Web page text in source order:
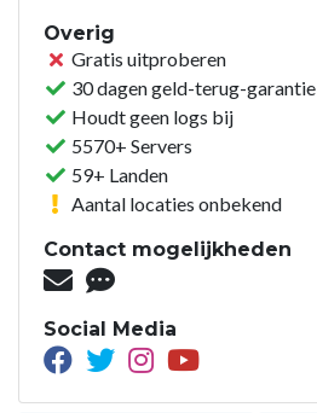
Overig
Gratis uitproberen
30 dagen geld-terug-garantie
Houdt geen logs bij
5570+ Servers
59+ Landen
Aantal locaties onbekend
Contact mogelijkheden
Social Media